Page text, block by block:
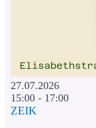
27.07.2026
15:00 - 17:00
ZEIK